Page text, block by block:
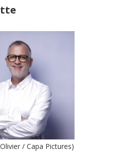
/ Capa Pictures)